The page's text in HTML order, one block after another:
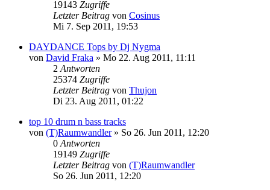
19143 Zugriffe
Letzter Beitrag von Cosinus
Mi 7. Sep 2011, 19:53
DAYDANCE Tops by Dj Nygma
von David Fraka » Mo 22. Aug 2011, 11:11
2 Antworten
25374 Zugriffe
Letzter Beitrag von Thujon
Di 23. Aug 2011, 01:22
top 10 drum n bass tracks
von (T)Raumwandler» So 26. Jun 2011, 12:20
0 Antworten
19149 Zugriffe
Letzter Beitrag von (T)Raumwandler
So 26. Jun 2011, 12:20